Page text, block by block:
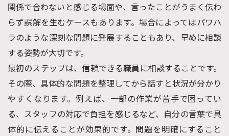
関係で合わないと感じる場面や、言ったことがうまく伝わ
らず誤解を生むケースもあります。場合によってはパワハ
ラのような深刻な問題に発展することもあり、早めに相談
する姿勢が大切です。
最初のステップは、信頼できる職員に相談することです。
その際、具体的な問題を整理してから話すと状況が分かり
やすくなります。例えば、一部の作業が苦手で困ってい
る、スタッフの対応で負担を感じるなど、自分の言葉で具
体的に伝えることが効果的です。問題を明確にすること